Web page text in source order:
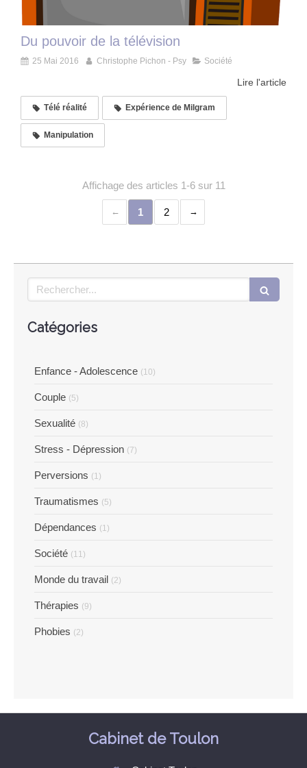
Du pouvoir de la télévision
25 Mai 2016 Christophe Pichon - Psy Société
Lire l'article
Télé réalité Expérience de Milgram
Manipulation
Affichage des articles 1-6 sur 11
1 2
Rechercher
Catégories
Enfance - Adolescence (10)
Couple (5)
Sexualité (8)
Stress - Dépression (7)
Perversions (1)
Traumatismes (5)
Dépendances (1)
Société (11)
Monde du travail (2)
Thérapies (9)
Phobies (2)
Cabinet de Toulon